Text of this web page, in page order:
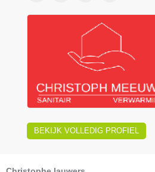
BEKIJK VOLLEDIG PROFIEL